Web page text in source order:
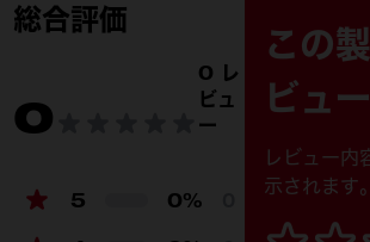
総合評価
0
0 レ
ビュ
ー
5 0%
この
ビュ
レビュー内
示されます。